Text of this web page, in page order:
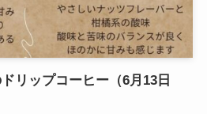
リップコーヒー（6月13日